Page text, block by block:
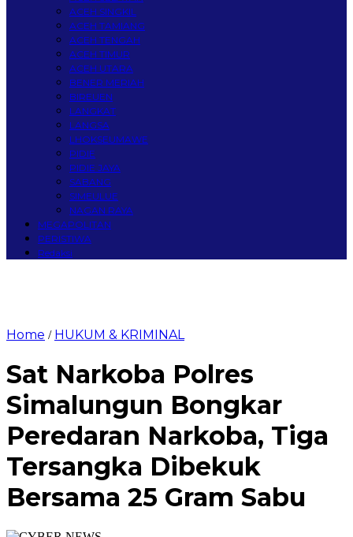
ACEH SINGKIL
ACEH TAMIANG
ACEH TENGAH
ACEH TIMUR
ACEH UTARA
BENER MERIAH
BIREUEN
LANGKAT
LANGSA
LHOKSEUMAWE
PIDIE
PIDIE JAYA
SABANG
SIMEULUE
NAGAN RAYA
MEGAPOLITAN
PERISTIWA
Redaksi
Home / HUKUM & KRIMINAL
Sat Narkoba Polres
Simalungun Bongkar
Peredaran Narkoba, Tiga
Tersangka Dibekuk
Bersama 25 Gram Sabu